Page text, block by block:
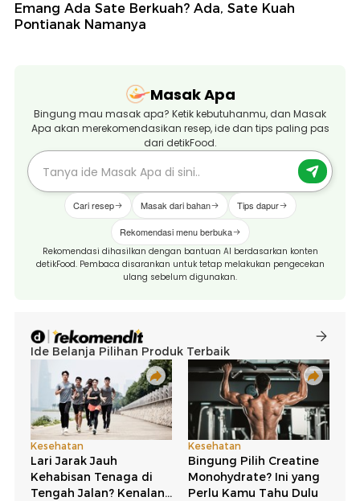
Emang Ada Sate Berkuah? Ada, Sate Kuah
Pontianak Namanya
Masak Apa
Bingung mau masak apa? Ketik kebutuhanmu, dan Masak
Apa akan merekomendasikan resep, ide dan tips paling pas
dari detikFood.
Cari resep Masak dari bahan Tips dapur
Rekomendasi menu berbuka
Rekomendasi dihasilkan dengan bantuan AI berdasarkan konten
detikFood. Pembaca disarankan untuk tetap melakukan pengecekan
ulang sebelum digunakan.